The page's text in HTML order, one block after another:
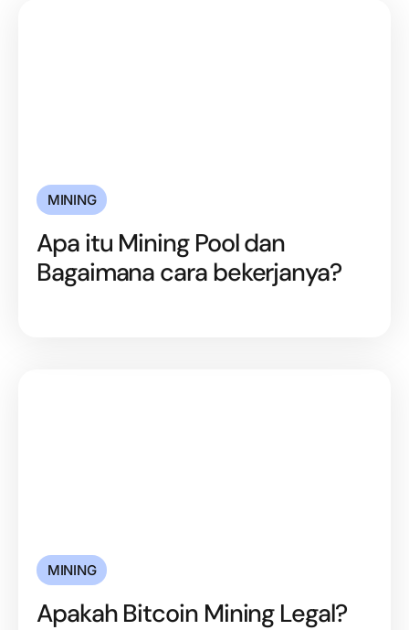
MINING
Apa itu Mining Pool dan
Bagaimana cara bekerjanya?
MINING
Apakah Bitcoin Mining Legal?